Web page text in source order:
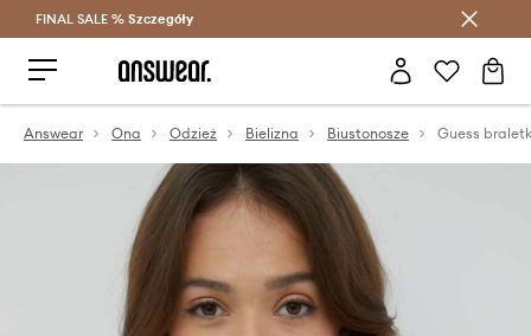
Oszczędzaj z Answear Club >
FINAL SALE % Szczegóły
Answear Ona Odzież Bielizna Biustonosze Guess